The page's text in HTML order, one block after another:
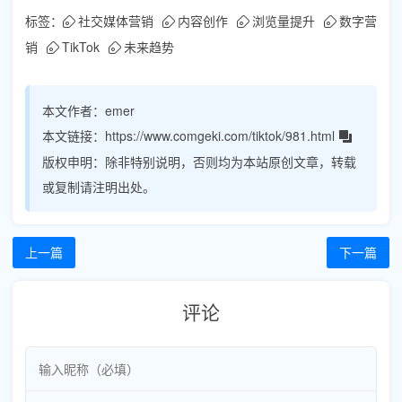
标签： 社交媒体营销 内容创作 浏览量提升
数字营
销
TikTok 未来趋势
本文作者： emer
本文链接： https://www.comgeki.com/tiktok/981.html
版权申明： 除非特别说明，否则均为本站原创文章，转载
或复制请注明出处。
上一篇 下一篇
评论